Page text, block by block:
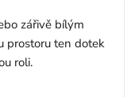
zářivě bílým
prostoru ten dotek
roli.